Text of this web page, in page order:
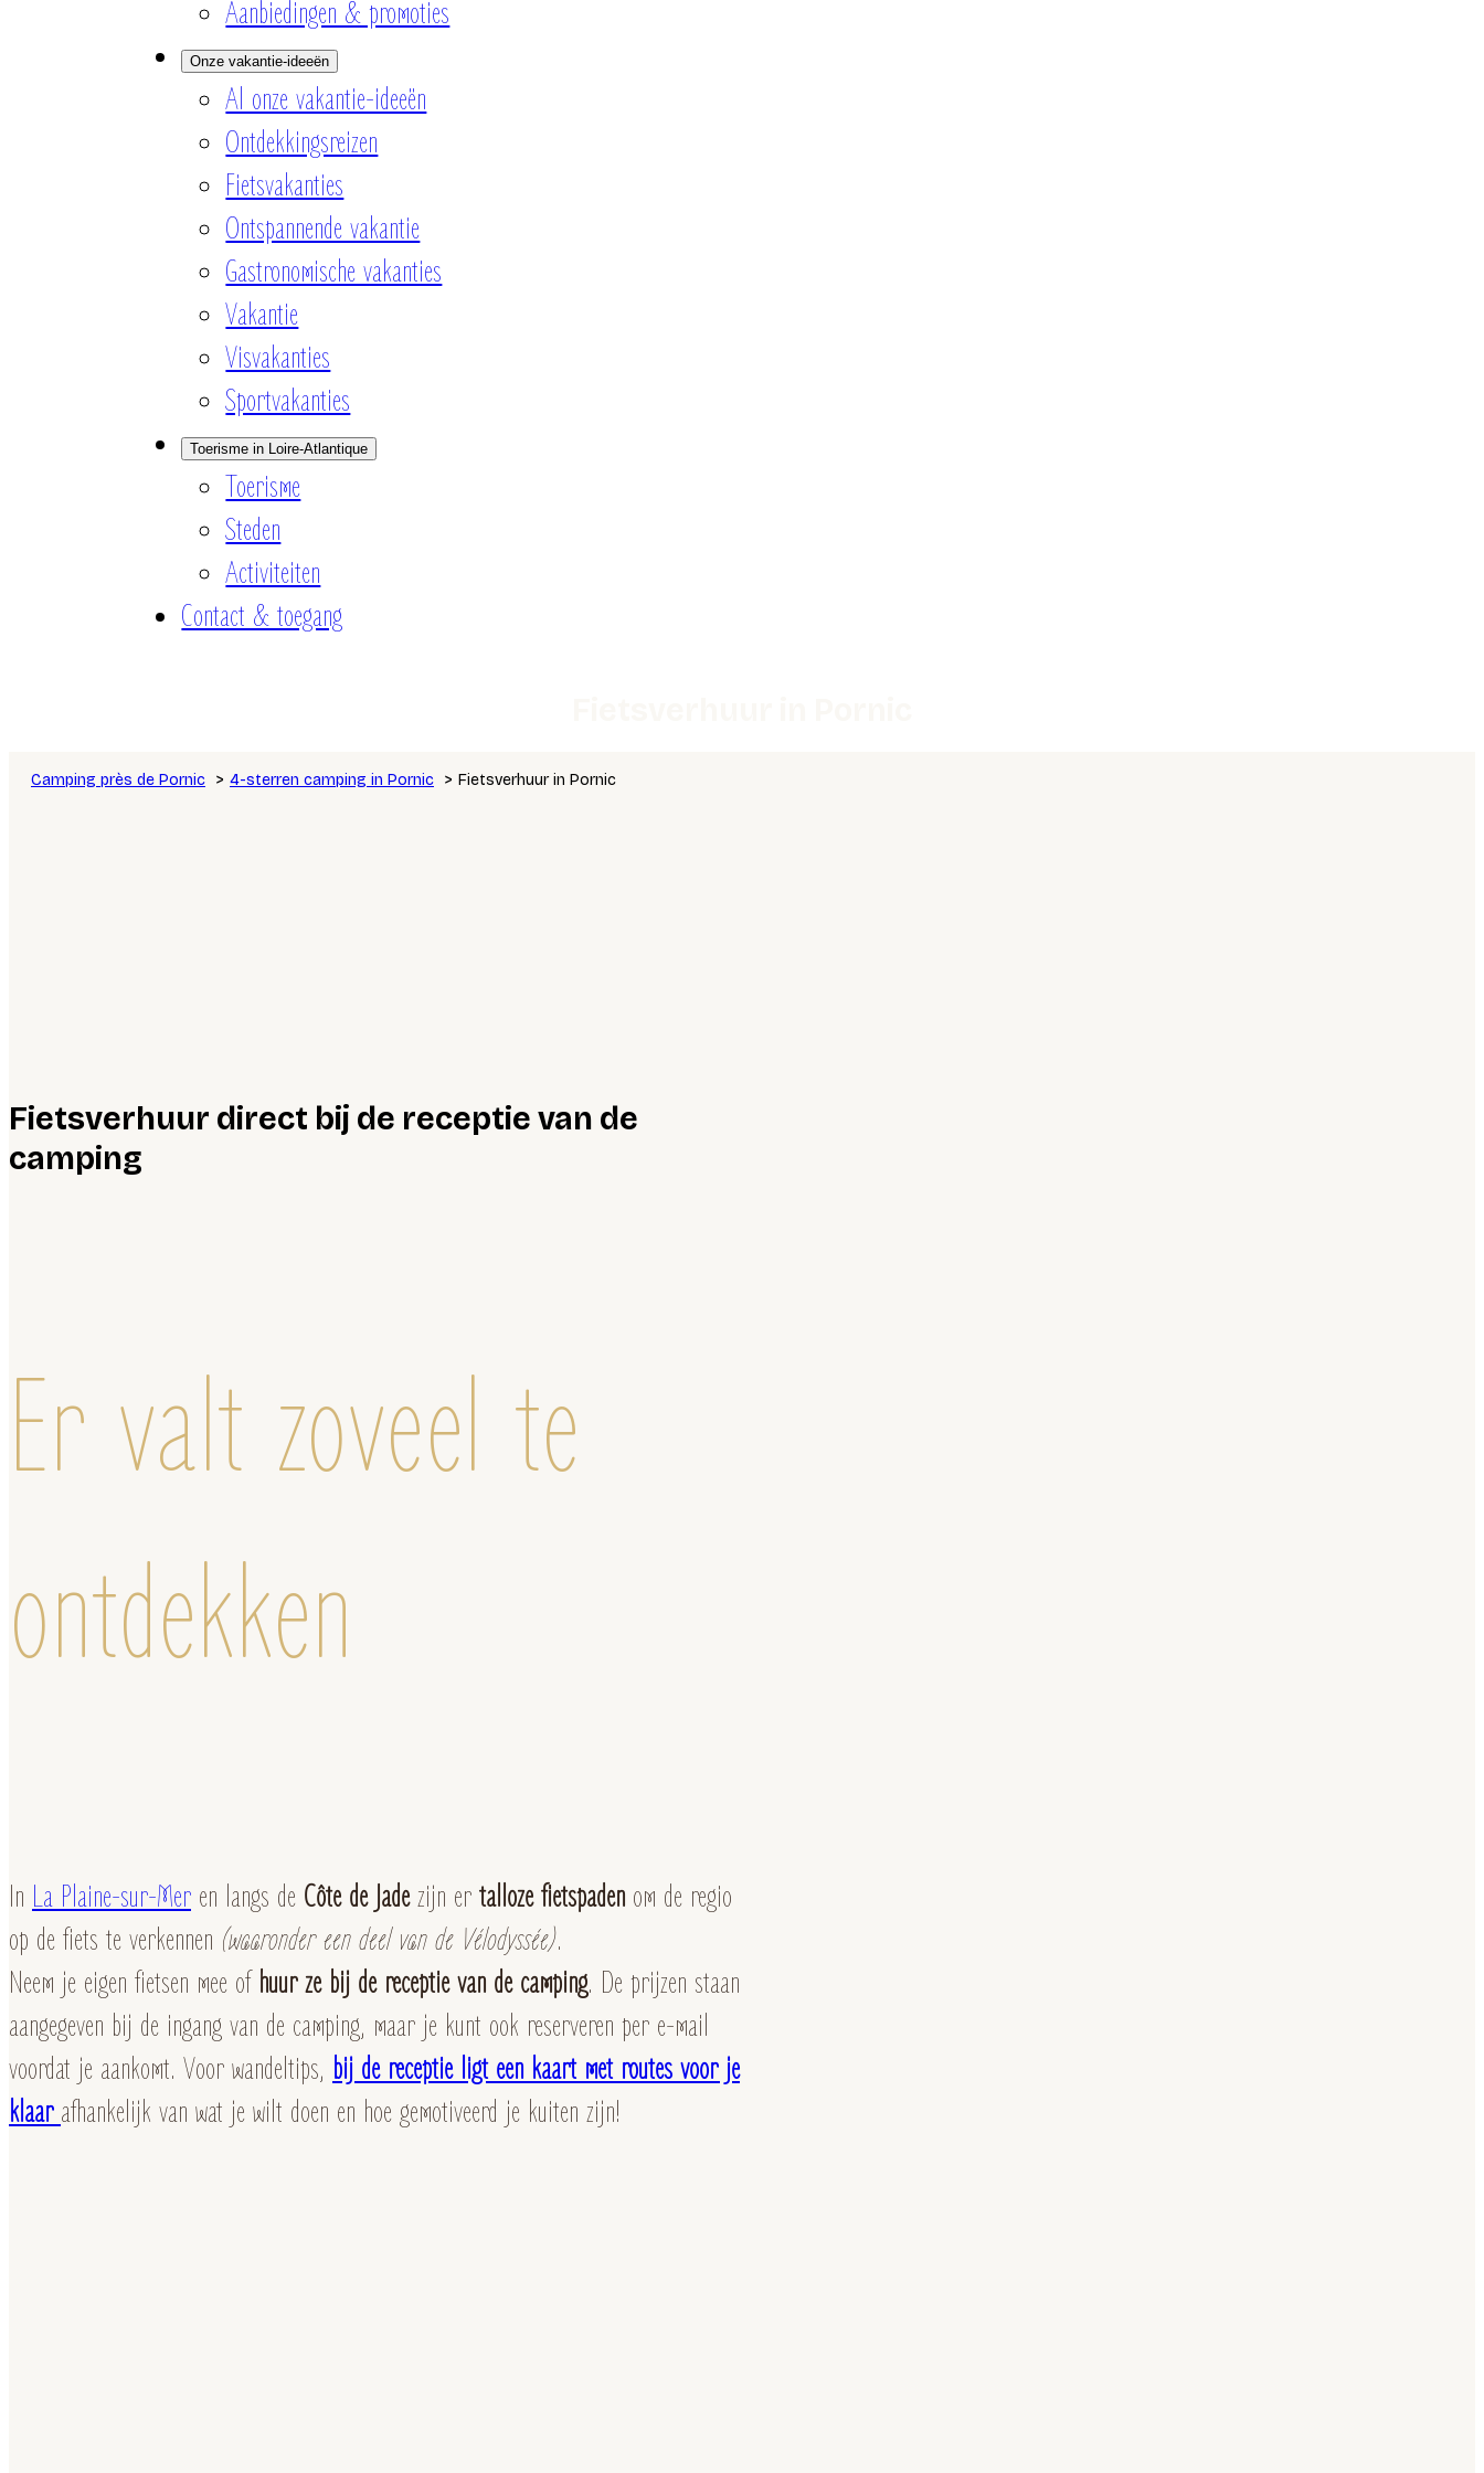
Aanbiedingen & promoties
Onze vakantie-ideeën
Al onze vakantie-ideeën
Ontdekkingsreizen
Fietsvakanties
Ontspannende vakantie
Gastronomische vakanties
Vakantie
Visvakanties
Sportvakanties
Toerisme in Loire-Atlantique
Toerisme
Steden
Activiteiten
Contact & toegang
Camping près de Pornic 4-sterren camping in Pornic Fietsverhuur in Pornic
Fietsverhuur direct bij de receptie van de
camping
Er valt zoveel te
ontdekken
In La Plaine-sur-Mer en langs de Côte de Jadezijn er talloze fietspaden om de regio
op de fiets te verkennen (waaronder een deel van de Vélodyssée).
Neem je eigen fietsen mee of huur ze bij de receptie van de camping. De prijzen staan
aangegeven bij de ingang van de camping, maar je kunt ook reserveren per e-mail
voordat je aankomt. Voor wandeltips, bij de receptie ligt een kaart met routes voor je
klaar afhankelijk van wat je wilt doen en hoe gemotiveerd je kuiten zijn!